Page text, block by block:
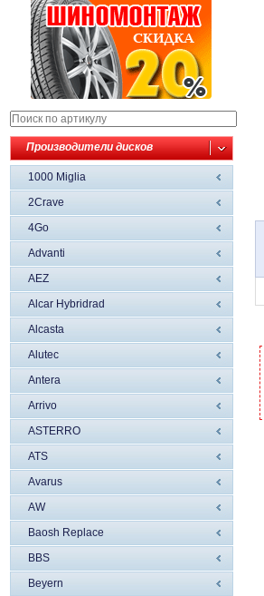
Производители дисков
1000 Miglia
2Crave
4Go
Advanti
AEZ
Alcar Hybridrad
Alcasta
Alutec
Antera
Arrivo
ASTERRO
ATS
Avarus
AW
Baosh Replace
BBS
Beyern